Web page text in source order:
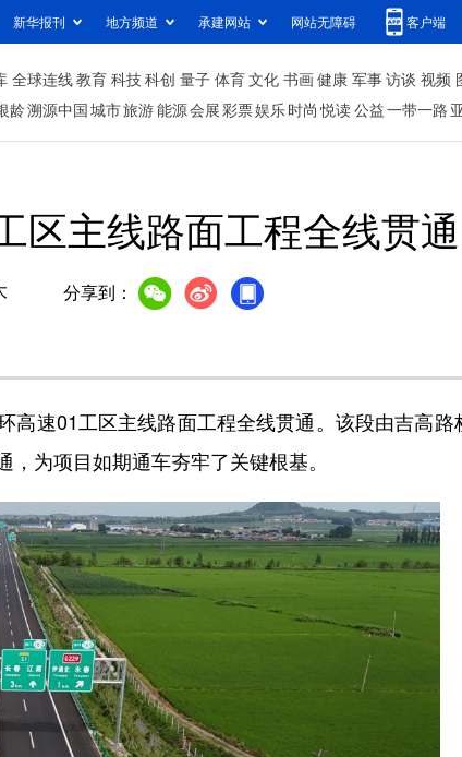
新华报刊 地方频道 承建网站 网站无障碍 客户端
全球连线教育 科技科创 量子 体育文化 书画健康 军事访谈 视频
龄溯源中国城市旅游能源会展彩票娱乐时尚 悦读公益一带一路
区主线路面工程全线贯通
分享到：
速01工区主线路面工程全线贯通。该段由吉高路
为项目如期通车夯牢了关键根基。